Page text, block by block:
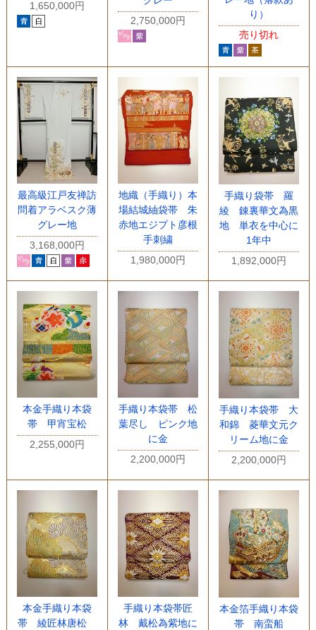
1,650,000円
2,750,000円
り）
売り切れ
最高級江戸友禅訪
問着アラベスク薄
グレー地
3,168,000円
地織（手織り）本
場結城紬袋帯 朱
赤地エジプト彦根
手刺繍
1,980,000円
手織り袋帯 羅
綾 錬裏華文為黒
地 単衣を中心に
1年中
1,892,000円
本金手織り本袋
帯 甲宵宝松
2,255,000円
手織り本袋帯 松
葉尽し ピンク地
に金
2,200,000円
手織り本袋帯 大
和錦 菱華文元ク
リーム地に金
2,200,000円
本金手織り本袋
帯 綾匠林唐松
手織り本袋帯匠
林 戴松為紫地に
本金箔手織り本袋
帯 南蛮船